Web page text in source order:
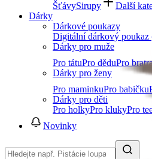
ŠťávySirupy
Další
Dárky
Dárkové poukazy
Digitální dárkový poukaz
Dárky pro muže
Pro tátuPro děduPro
Dárky pro ženy
Pro maminkuPro babičku
Dárky pro děti
Pro holkyPro klukyPro
Novinky